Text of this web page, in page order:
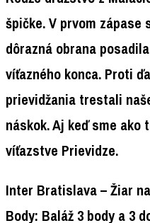
špičke. V prvom
dôrazná obrana
víťazného konca. Proti
prievidžania trestali
náskok. Aj keď sme
víťazstve Prievidze.
Inter Bratislava – Žiar
Body: Baláž 3 body a 3